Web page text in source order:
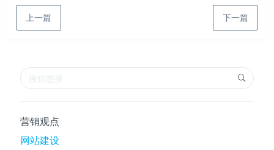
上一篇 下一篇
营销观点
网站建设